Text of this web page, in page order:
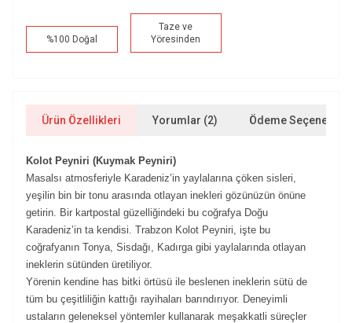
%100 Doğal
Taze ve
Yöresinden
Ürün Özellikleri Yorumlar (2) Ödeme Seçenekleri
Kolot Peyniri (Kuymak Peyniri)
Masalsı atmosferiyle Karadeniz’in yaylalarına çöken sisleri,
yeşilin bin bir tonu arasında otlayan inekleri gözünüzün önüne
getirin. Bir kartpostal güzelliğindeki bu coğrafya Doğu
Karadeniz’in ta kendisi. Trabzon Kolot Peyniri, işte bu
coğrafyanın Tonya, Sisdağı, Kadırga gibi yaylalarında otlayan
ineklerin sütünden üretiliyor.
Yörenin kendine has bitki örtüsü ile beslenen ineklerin sütü de
tüm bu çeşitliliğin kattığı rayihaları barındırıyor. Deneyimli
ustaların geleneksel yöntemler kullanarak meşakkatli süreçler